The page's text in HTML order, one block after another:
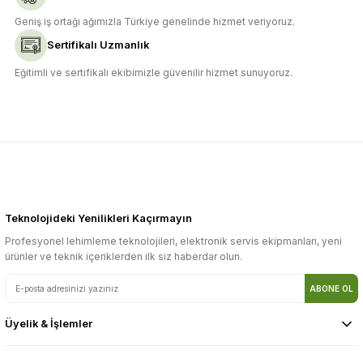
Geniş iş ortağı ağımızla Türkiye genelinde hizmet veriyoruz.
Sertifikalı Uzmanlık
Eğitimli ve sertifikalı ekibimizle güvenilir hizmet sunuyoruz.
Teknolojideki Yenilikleri Kaçırmayın
Profesyonel lehimleme teknolojileri, elektronik servis ekipmanları, yeni
ürünler ve teknik içeriklerden ilk siz haberdar olun.
ABONE OL
Üyelik & İşlemler